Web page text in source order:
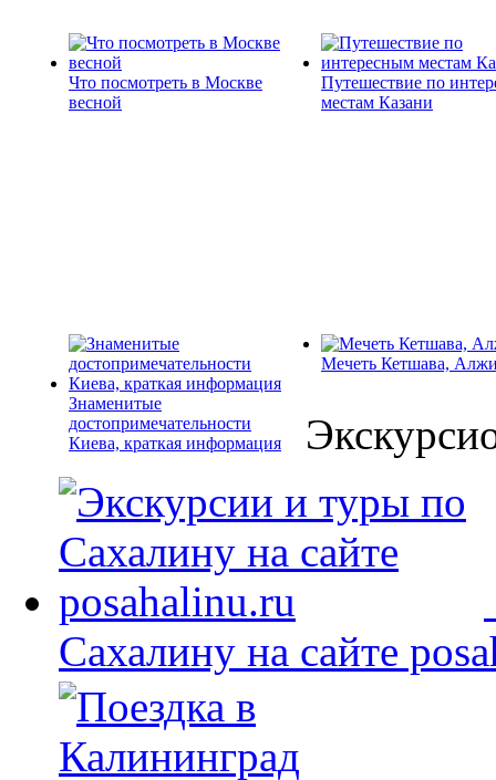
Что посмотреть в Москве
весной
Путешествие по
местам Казани
Знаменитые
достопримечательности
Киева, краткая информация
Мечеть Кетшава,
Сахалину на сайте